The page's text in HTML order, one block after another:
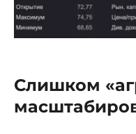
Слишком